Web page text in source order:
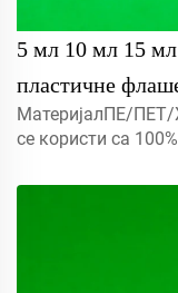
5 мл 10 мл 15
пластичне
паковање
МатеријалПЕ/
се користи са
амбалажу